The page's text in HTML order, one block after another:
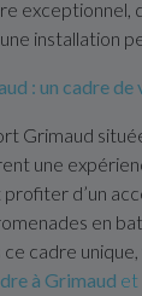
exceptionnel,
installation
: un cadre
Grimaud
une
d’un
en
ce cadre
à Grimaud et